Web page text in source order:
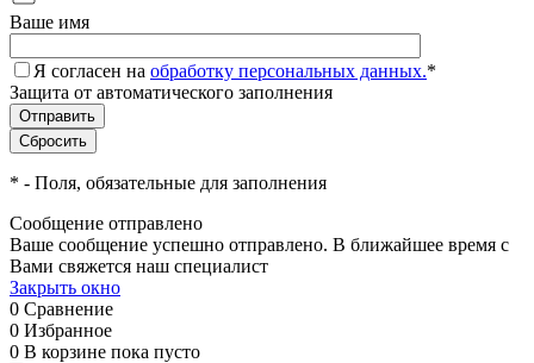
Ваше имя
Я согласен на обработку персональных данных.*
Защита от автоматического заполнения
* - Поля, обязательные для заполнения
Сообщение отправлено
Ваше сообщение успешно отправлено. В ближайшее время с
Вами свяжется наш специалист
Закрыть окно
0 Сравнение
0 Избранное
0 В корзине пока пусто